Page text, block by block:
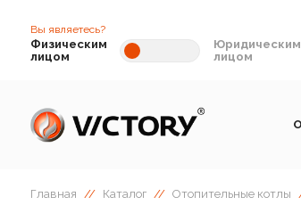
Вы являетесь?
Физическим
лицом
Юридическим
лицом
Главная // Каталог // Отопительные котлы